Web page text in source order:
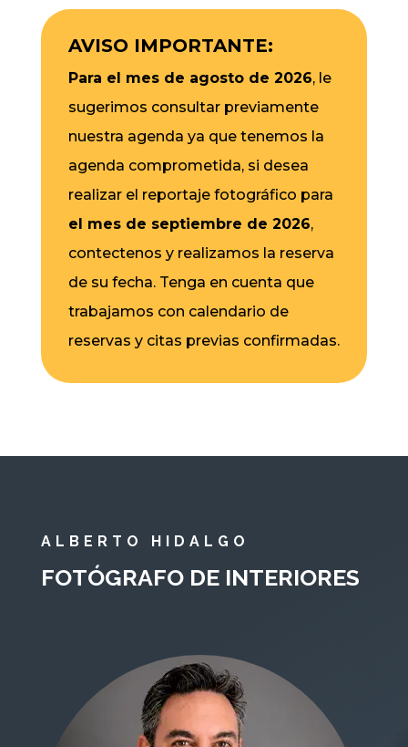
AVISO IMPORTANTE:
Para el mes de agosto de 2026, le
sugerimos consultar previamente
nuestra agenda ya que tenemos la
agenda comprometida, si desea
realizar el reportaje fotográfico para
el mes de septiembre de 2026,
contectenos y realizamos la reserva
de su fecha. Tenga en cuenta que
trabajamos con calendario de
reservas y citas previas confirmadas.
ALBERTO HIDALGO
FOTÓGRAFO DE INTERIORES